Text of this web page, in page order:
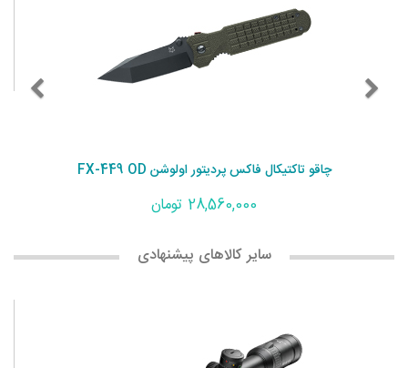
چاقو تاکتیکال فاکس پردیتور اولوشن FX-449 OD
28,560,000 تومان
سایر کالاهای پیشنهادی